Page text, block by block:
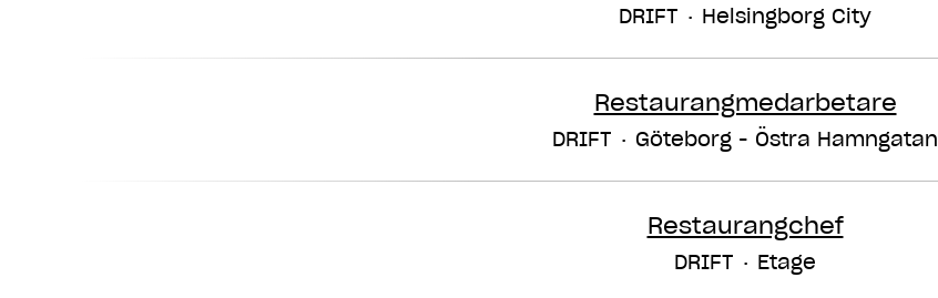
DRIFT · Helsingborg City
Restaurangmedarbetare
DRIFT · Göteborg - Östra Hamngatan
Restaurangchef
DRIFT · Etage